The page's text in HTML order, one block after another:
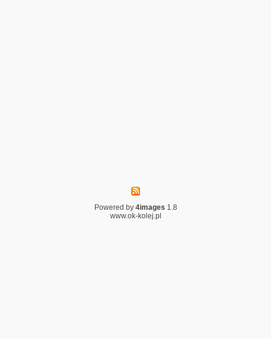
Powered by 4images 1.8
www.ok-kolej.pl